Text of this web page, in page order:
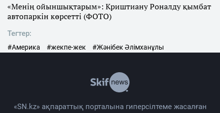
«Менің ойыншықтарым»: Криштиану Роналду қымбат
автопаркін көрсетті (ФОТО)
Тегтер:
#Америка #жекпе-жек #Жәнібек Әлімханұлы
«SN.kz» ақпараттық порталына гиперсілтеме жасалған